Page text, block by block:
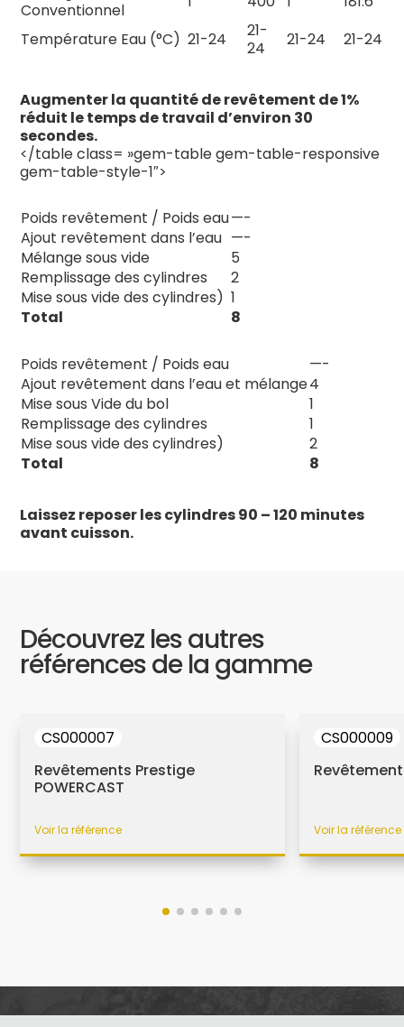
Conventionnel
Température Eau (°C) 21-24
21-
24
21-24 21-24
Augmenter la quantité de revêtement de 1%
réduit le temps de travail d’environ 30
secondes.
</table class= »gem-table gem-table-responsive
gem-table-style-1″>
Poids revêtement / Poids eau—-
Ajout revêtement dans l’eau —-
Mélange sous vide
5
Remplissage des cylindres
2
Mise sous vide des cylindres) 1
Total
8
Poids revêtement / Poids eau
—-
Ajout revêtement dans l’eau et mélange4
Mise sous Vide du bol
1
Remplissage des cylindres
1
Mise sous vide des cylindres)
2
Total
8
Laissez reposer les cylindres 90 – 120 minutes
avant cuisson.
Découvrez les autres
références de la gamme
CS000007
Revêtements Prestige
POWERCAST
Voir la référence
CS000009
Voir la référence